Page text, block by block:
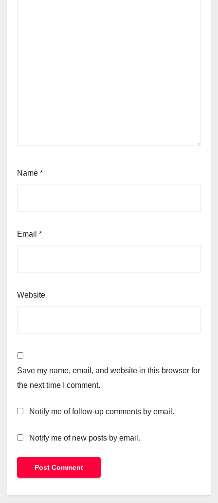
Name *
Email *
Website
Save my name, email, and website in this browser for
the next time I comment.
Notify me of follow-up comments by email.
Notify me of new posts by email.